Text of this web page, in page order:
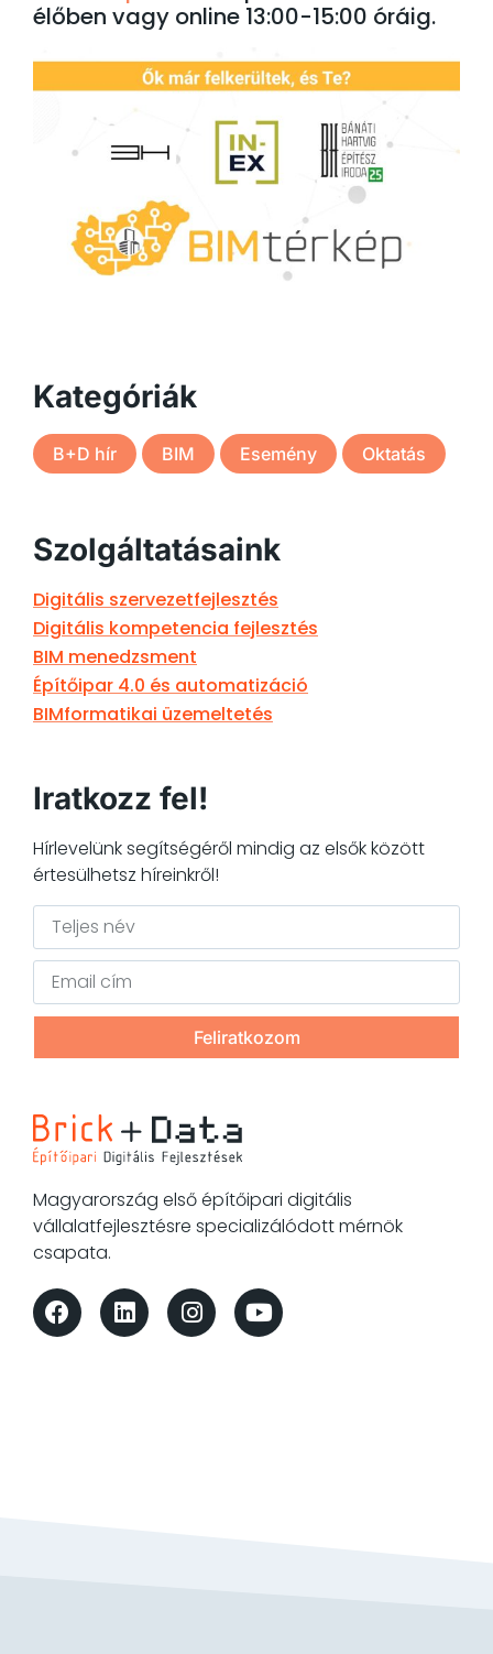
élőben vagy online 13:00-15:00 óráig.
Kategóriák
B+D hír BIM Esemény Oktatás
Szolgáltatásaink
Digitális szervezetfejlesztés
Digitális kompetencia fejlesztés
BIM menedzsment
Építőipar 4.0 és automatizáció
BIMformatikai üzemeltetés
Iratkozz fel!
Hírlevelünk segítségéről mindig az elsők között
értesülhetsz híreinkről!
Feliratkozom
Magyarország első építőipari digitális
vállalatfejlesztésre specializálódott mérnök
csapata.